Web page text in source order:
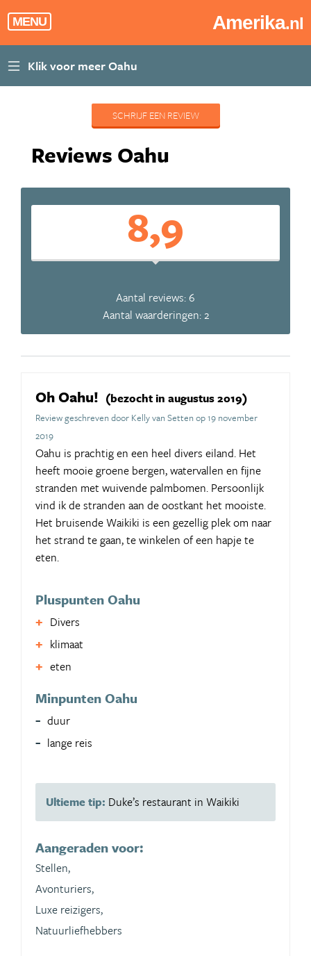
MENU Amerika.nl
SCHRIJF EEN REVIEW
Reviews Oahu
8,9
Aantal reviews: 6
Aantal waarderingen: 2
Oh Oahu! (bezocht in augustus 2019)
Review geschreven door Kelly van Setten op 19 november
2019
Oahu is prachtig en een heel divers eiland. Het
heeft mooie groene bergen, watervallen en fijne
stranden met wuivende palmbomen. Persoonlijk
vind ik de stranden aan de oostkant het mooiste.
Het bruisende Waikiki is een gezellig plek om naar
het strand te gaan, te winkelen of een hapje te
eten.
Pluspunten Oahu
Divers
klimaat
eten
Minpunten Oahu
duur
lange reis
Ultieme tip: Duke’s restaurant in Waikiki
Aangeraden voor:
Stellen,
Avonturiers,
Luxe reizigers,
Natuurliefhebbers